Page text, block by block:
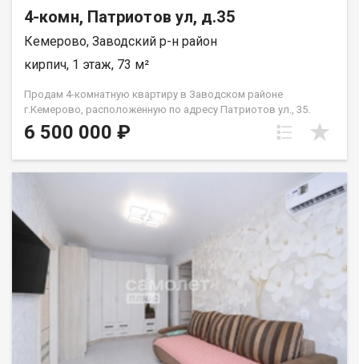
4-комн, Патриотов ул, д.35
Кемерово, Заводский р-н район
кирпич, 1 этаж, 73 м²
Продам 4-комнатную квартиру в Заводском районе
г.Кемерово, расположенную по адресу Патриотов ул., 35.
Общая площадь - 73 кв.м, жилая - 52 кв.м. Большая кухня - 8,5
кв.м. Дом кирпичный. Удобная планировка - комнаты
Сделан косметический ремонт. В квартире установлены
деревом. Во дворе несколько детских садов (№197, 202, 205),
в 5 минутах ходьбы - школы №37,90, магазины, аптеки,
остановка общественного транспорта. Рядом с домом -
приятная прогулочная зона на ул.Патриотов и на новом
Южном.
6 500 000 ₽